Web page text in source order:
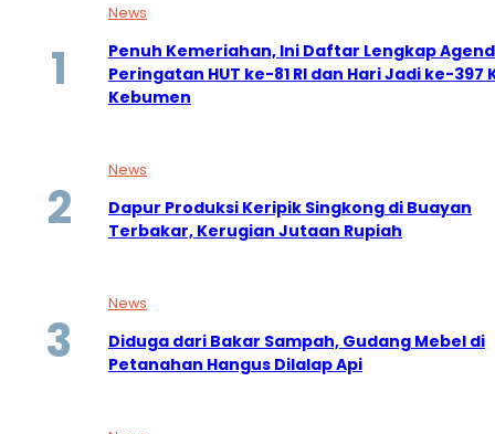
News
Penuh Kemeriahan, Ini Daftar Lengkap
Peringatan HUT ke-81 RI dan Hari Jadi ke-
Kebumen
News
Dapur Produksi Keripik Singkong di Buayan
Terbakar, Kerugian Jutaan Rupiah
News
Diduga dari Bakar Sampah, Gudang Mebel di
Petanahan Hangus Dilalap Api